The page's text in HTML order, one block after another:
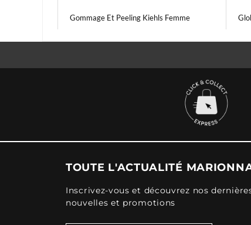
Gommage Et Peeling Kiehls Femme
TOUTE L'ACTUALITÉ
Inscrivez-vous et découvrez nos
nouvelles et promotions